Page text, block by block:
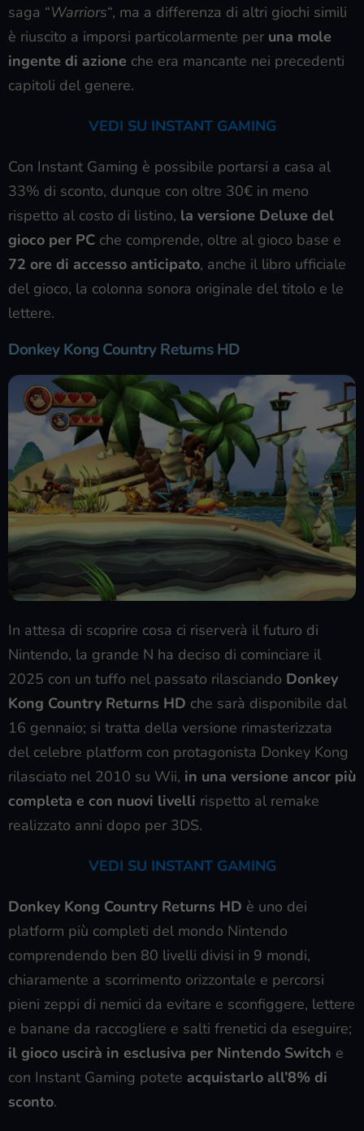
saga “Warriors“, ma a differenza di altri giochi simili
è riuscito a imporsi particolarmente per una mole
ingente di azione che era mancante nei precedenti
capitoli del genere.
VEDI SU INSTANT GAMING
Con Instant Gaming è possibile portarsi a casa al
33% di sconto, dunque con oltre 30€ in meno
rispetto al costo di listino, la versione Deluxe del
gioco per PC che comprende, oltre al gioco base e
72 ore di accesso anticipato, anche il libro ufficiale
del gioco, la colonna sonora originale del titolo e le
lettere.
Donkey Kong Country Returns HD
In attesa di scoprire cosa ci riserverà il futuro di
Nintendo, la grande N ha deciso di cominciare il
2025 con un tuffo nel passato rilasciando Donkey
Kong Country Returns HD che sarà disponibile dal
16 gennaio; si tratta della versione rimasterizzata
del celebre platform con protagonista Donkey Kong
rilasciato nel 2010 su Wii, in una versione ancor più
completa e con nuovi livelli rispetto al remake
realizzato anni dopo per 3DS.
VEDI SU INSTANT GAMING
Donkey Kong Country Returns HD è uno dei
platform più completi del mondo Nintendo
comprendendo ben 80 livelli divisi in 9 mondi,
chiaramente a scorrimento orizzontale e percorsi
pieni zeppi di nemici da evitare e sconfiggere, lettere
e banane da raccogliere e salti frenetici da eseguire;
il gioco uscirà in esclusiva per Nintendo Switch e
con Instant Gaming potete acquistarlo all’8% di
sconto.